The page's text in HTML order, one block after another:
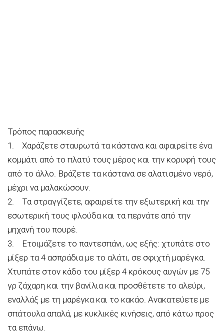
Τρόπος παρασκευής
1. Χαράζετε σταυρωτά τα κάστανα και αφαιρείτε ένα
κομμάτι από το πλατύ τους μέρος και την κορυφή τους
από το άλλο. Βράζετε τα κάστανα σε αλατισμένο νερό,
μέχρι να μαλακώσουν.
2. Τα στραγγίζετε, αφαιρείτε την εξωτερική και την
εσωτερική τους φλούδα και τα περνάτε από την
μηχανή του πουρέ.
3. Ετοιμάζετε το παντεσπάνι, ως εξής: χτυπάτε στο
μίξερ τα 4 ασπράδια με το αλάτι, σε σφιχτή μαρέγκα.
Χτυπάτε στον κάδο του μίξερ 4 κρόκους αυγών με 75
γρ ζάχαρη και την βανίλια και προσθέτετε το αλεύρι,
εναλλάξ με τη μαρέγκα και το κακάο. Ανακατεύετε με
σπάτουλα απαλά, με κυκλικές κινήσεις, από κάτω προς
τα επάνω.